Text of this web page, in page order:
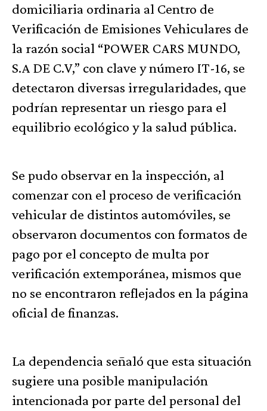
domiciliaria ordinaria al Centro de
Verificación de Emisiones Vehiculares de
la razón social “POWER CARS MUNDO,
S.A DE C.V,” con clave y número IT-16, se
detectaron diversas irregularidades, que
podrían representar un riesgo para el
equilibrio ecológico y la salud pública.
Se pudo observar en la inspección, al
comenzar con el proceso de verificación
vehicular de distintos automóviles, se
observaron documentos con formatos de
pago por el concepto de multa por
verificación extemporánea, mismos que
no se encontraron reflejados en la página
oficial de finanzas.
La dependencia señaló que esta situación
sugiere una posible manipulación
intencionada por parte del personal del